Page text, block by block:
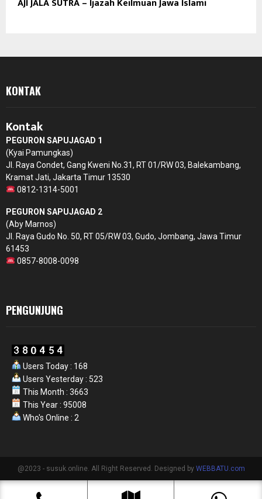
KONTAK
Kontak
PEGURON SAPUJAGAD 1
(Kyai Pamungkas)
Jl. Raya Condet, Gang Kweni No.31, RT 01/RW 03, Balekambang,
Kramat Jati, Jakarta Timur 13530
0812-1314-5001
PEGURON SAPUJAGAD 2
(Aby Marnos)
Jl. Raya Gudo No. 50, RT 05/RW 03, Gudo, Jombang, Jawa Timur
61453
0857-8008-0098
PENGUNJUNG
Users Today : 168
Users Yesterday : 523
This Month : 3663
This Year : 95008
Who's Online : 2
@2023 - susuk.online. All Right Reserved. Designed by WEBBATU.com